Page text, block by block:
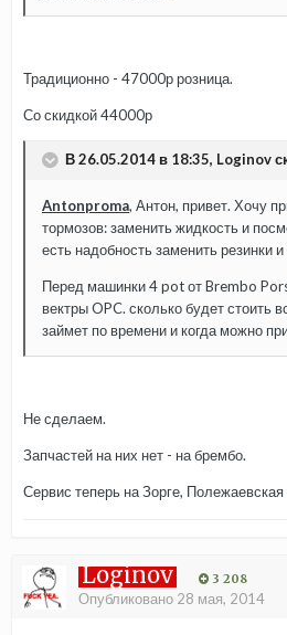
Традиционно - 47000р розница.
Со скидкой 44000р
В 26.05.2014 в 18:35, Loginov
Antonproma, Антон, привет. Хочу
тормозов: заменить жидкость и
есть надобность заменить резинки и
Перед машинки 4 pot от Brembo
вектры OPC. сколько будет стоить
займет по времени и когда можно
Не сделаем.
Запчастей на них нет - на брембо.
Сервис теперь на Зорге,
Loginov 3 208
Опубликовано 28 мая, 2014